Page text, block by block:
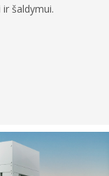
šaldymui.